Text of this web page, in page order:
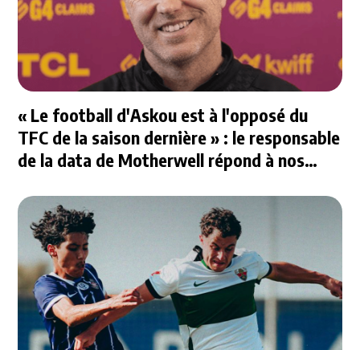
« Le football d'Askou est à l'opposé du
TFC de la saison dernière » : le responsable
de la data de Motherwell répond à nos